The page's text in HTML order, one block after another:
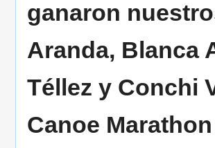
ganaron
Aranda, Blanca
Téllez y Conchi
Canoe